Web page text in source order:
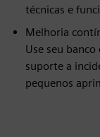
técnicas e
Melhoria
Use seu
suporte a
pequenos